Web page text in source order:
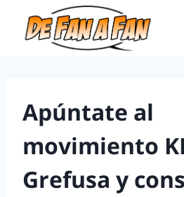
Apúntate al
movimiento
Grefusa y